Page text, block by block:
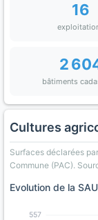
16
2
bâtiments
Cultures
Surfaces déclarées
Commune (PAC).
Evolution de la
557